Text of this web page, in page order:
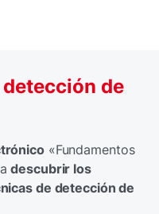
de
«Fundamentos
descubrir los
de detección de